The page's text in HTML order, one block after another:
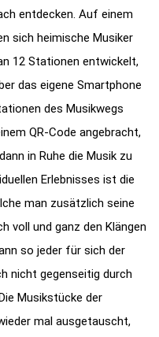
entdecken. Auf einem
sich heimische Musiker
12 Stationen entwickelt,
das eigene Smartphone
des Musikwegs
QR-Code angebracht,
in Ruhe die Musik zu
Erlebnisses ist die
man zusätzlich seine
voll und ganz den Klängen
so jeder für sich der
nicht gegenseitig durch
Musikstücke der
mal ausgetauscht,